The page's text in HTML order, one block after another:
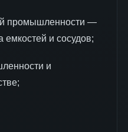
промышленности —
емкостей и сосудов;
и